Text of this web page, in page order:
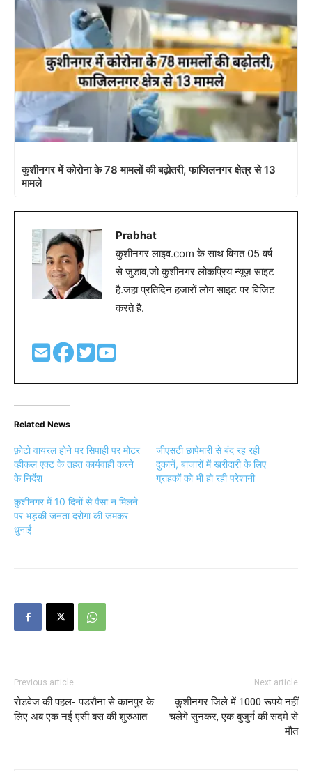
कुशीनगर में कोरोना के 78 मामलों की बढ़ोतरी, फाजिलनगर क्षेत्र से 13
मामले
Prabhat
कुशीनगर लाइव.com के साथ विगत 05 वर्ष
से जुडाव,जो कुशीनगर लोकप्रिय न्यूज़ साइट
है.जहा प्रतिदिन हजारों लोग साइट पर विजिट
करते है.
Related News
फ़ोटो वायरल होने पर सिपाही पर मोटर
व्हीकल एक्ट के तहत कार्यवाही करने
के निर्देश
जीएसटी छापेमारी से बंद रह रही
दुकानें, बाजारों में खरीदारी के लिए
ग्राहकों को भी हो रही परेशानी
कुशीनगर में 10 दिनों से पैसा न मिलने
पर भड़की जनता दरोगा की जमकर
धुनाई
Previous article
रोडवेज की पहल- पडरौना से कानपुर के
लिए अब एक नई एसी बस की शुरुआत
Next article
कुशीनगर जिले में 1000 रूपये नहीं
चलेगे सुनकर, एक बुजुर्ग की सदमे से
मौत